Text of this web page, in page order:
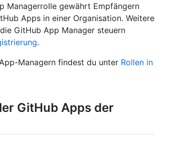
Managerrolle gewährt Empfängern
Apps in einer Organisation. Weitere
GitHub App Manager steuern
.
Managern findest du unter Rollen in
GitHub Apps der